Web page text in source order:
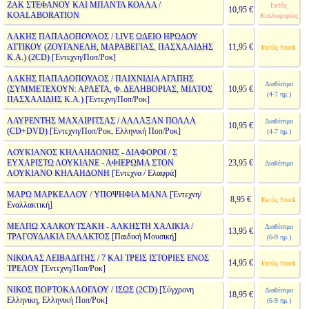
ΖΑΚ ΣΤΕΦΑΝΟΥ ΚΑΙ ΜΠΑΝΤΑ ΚΟΑΛΑ /
KOALABORATION
10,95 €
Εκτός
Κυκλοφορίας
ΛΑΚΗΣ ΠΑΠΑΔΟΠΟΥΛΟΣ / LIVE ΩΔΕΙΟ ΗΡΩΔΟΥ
ΑΤΤΙΚΟΥ (ΖΟΥΓΑΝΕΛΗ, ΜΑΡΑΒΕΓΙΑΣ, ΠΑΣΧΑΛΙΔΗΣ
Κ.Α.) (2CD)[Έντεχνη/Ποπ/Ροκ]
11,95 € Εκτός Stock
ΛΑΚΗΣ ΠΑΠΑΔΟΠΟΥΛΟΣ / ΠΑΙΧΝΙΔΙΑ ΑΓΑΠΗΣ
(ΣΥΜΜΕΤΕΧΟΥΝ: ΑΡΛΕΤΑ, Φ. ΔΕΛΗΒΟΡΙΑΣ, ΜΙΛΤΟΣ
ΠΑΣΧΑΛΙΔΗΣ Κ.Α.)[Έντεχνη/Ποπ/Ροκ]
10,95 €
Διαθέσιμο
(4-7 ημ.)
ΛΑΥΡΕΝΤΗΣ ΜΑΧΑΙΡΙΤΣΑΣ / ΑΛΛΑΞΑΝ ΠΟΛΛΑ
(CD+DVD)[Έντεχνη/Ποπ/Ροκ, Ελληνική Ποπ/Ροκ]
10,95 €
Διαθέσιμο
(4-7 ημ.)
ΛΟΥΚΙΑΝΟΣ ΚΗΛΑΗΔΟΝΗΣ - ΔΙΑΦΟΡΟΙ / Σ
ΕΥΧΑΡΙΣΤΩ ΛΟΥΚΙΑΝΕ - ΑΦΙΕΡΩΜΑ ΣΤΟΝ
ΛΟΥΚΙΑΝΟ ΚΗΛΑΗΔΟΝΗ [Έντεχνα / Ελαφρά]
23,95 € Διαθέσιμο
ΜΑΡΩ ΜΑΡΚΕΛΛΟΥ / ΥΠΟΨΗΦΙΑ ΜΑΝΑ [Έντεχνη/
Εναλλακτική]
8,95 € Εκτός Stock
ΜΕΛΠΩ ΧΑΛΚΟΥΤΣΑΚΗ - ΑΛΚΗΣΤΗ ΧΑΛΙΚΙΑ /
ΤΡΑΓΟΥΔΑΚΙΑ ΓΑΛΑΚΤΟΣ [Παιδική Μουσική]
13,95 €
Διαθέσιμο
(6-9 ημ.)
ΝΙΚΟΛΑΣ ΛΕΙΒΑΔΙΤΗΣ / 7 ΚΑΙ ΤΡΕΙΣ ΙΣΤΟΡΙΕΣ ΕΝΟΣ
ΤΡΕΛΟΥ [Έντεχνη/Ποπ/Ροκ]
14,95 € Εκτός Stock
ΝΙΚΟΣ ΠΟΡΤΟΚΑΛΟΓΛΟΥ / ΙΣΩΣ (2CD)[Σύγχρονη
Ελληνικη, Ελληνική Ποπ/Ροκ]
18,95 €
Διαθέσιμο
(6-9 ημ.)